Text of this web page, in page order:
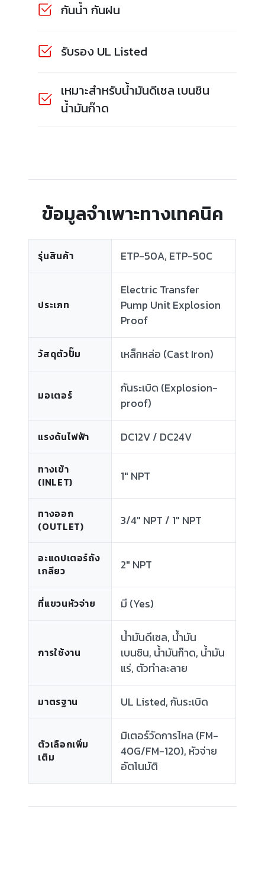
กันน้ำ กันฝน
รับรอง UL Listed
เหมาะสำหรับน้ำมันดีเซล เบนซิน
น้ำมันก๊าด
ข้อมูลจำเพาะทางเทคนิค
รุ่นสินค้า ETP-50A, ETP-50C
ประเภท
Electric Transfer
Pump Unit Explosion
Proof
วัสดุตัวปั๊ม เหล็กหล่อ (Cast Iron)
มอเตอร์
กันระเบิด (Explosion-
proof)
แรงดันไฟฟ้า DC12V / DC24V
ทางเข้า
(INLET)
1" NPT
ทางออก
(OUTLET)
3/4" NPT / 1" NPT
อะแดปเตอร์ถัง
เกลียว
2" NPT
ที่แขวนหัวจ่าย มี (Yes)
การใช้งาน
น้ำมันดีเซล, น้ำมัน
เบนซิน, น้ำมันก๊าด, น้ำมัน
แร่, ตัวทำละลาย
มาตรฐาน UL Listed, กันระเบิด
ตัวเลือกเพิ่ม
เติม
มิเตอร์วัดการไหล (FM-
40G/FM-120), หัวจ่าย
อัตโนมัติ